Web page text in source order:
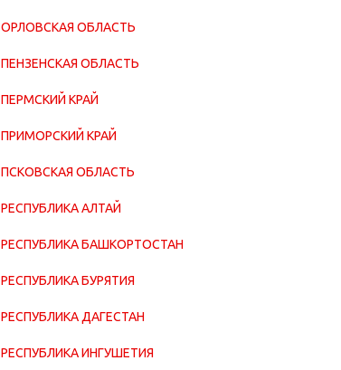
ОРЛОВСКАЯ ОБЛАСТЬ
ПЕНЗЕНСКАЯ ОБЛАСТЬ
ПЕРМСКИЙ КРАЙ
ПРИМОРСКИЙ КРАЙ
ПСКОВСКАЯ ОБЛАСТЬ
РЕСПУБЛИКА АЛТАЙ
РЕСПУБЛИКА БАШКОРТОСТАН
РЕСПУБЛИКА БУРЯТИЯ
РЕСПУБЛИКА ДАГЕСТАН
РЕСПУБЛИКА ИНГУШЕТИЯ